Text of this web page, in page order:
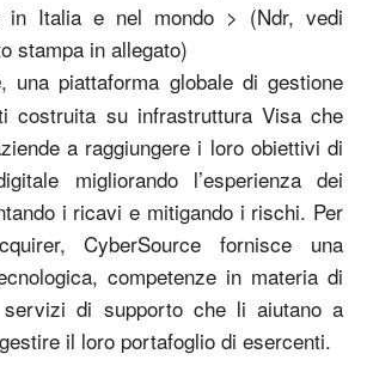
in Italia e nel mondo > (Ndr, vedi
stampa in allegato)
, una piattaforma globale di gestione
costruita su infrastruttura Visa che
a raggiungere i loro obiettivi di
migliorando l’esperienza dei
i ricavi e mitigando i rischi. Per
CyberSource fornisce una
competenze in materia di
servizi di supporto che li aiutano a
il loro portafoglio di esercenti.